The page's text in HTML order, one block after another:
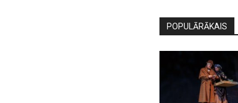
POPULĀRĀKAIS